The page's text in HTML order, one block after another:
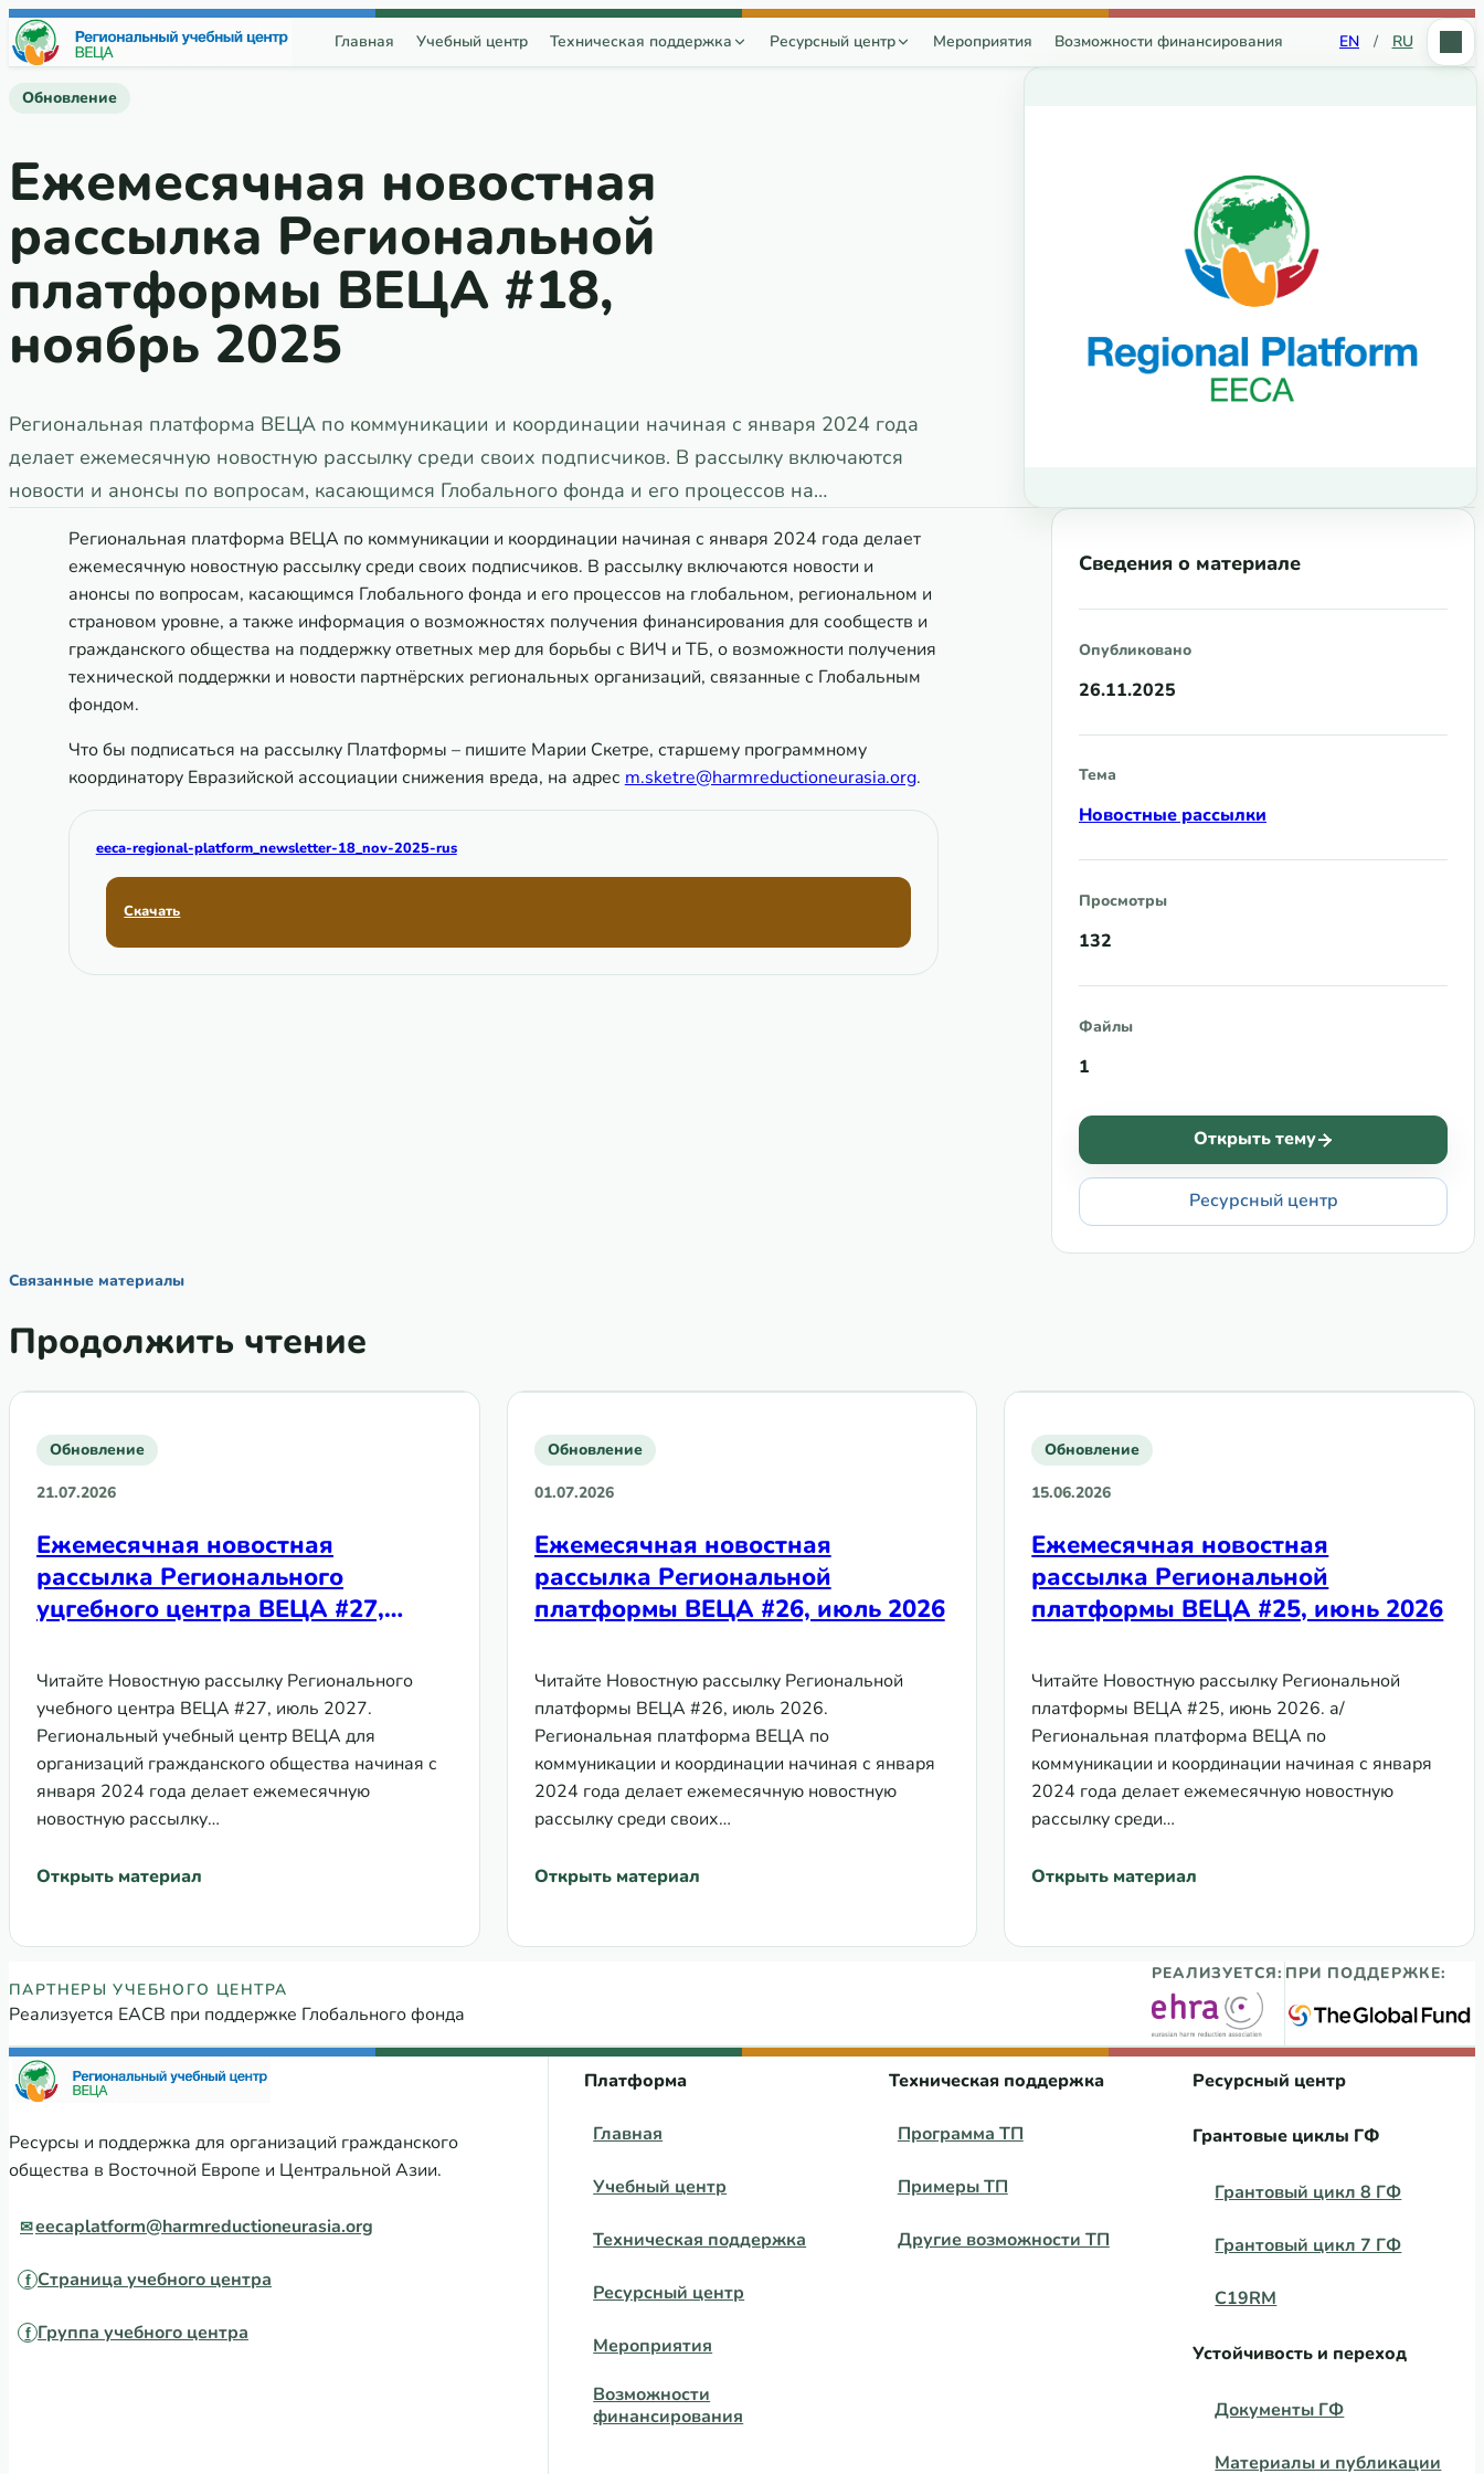
Перейти к содержимому
Главная Учебный центр Техническая поддержка Ресурсный центр Мероприятия Возможности финансирования EN / RU
Обновление
Ежемесячная новостная
рассылка Региональной
платформы ВЕЦА #18,
ноябрь 2025
Региональная платформа ВЕЦА по коммуникации и координации начиная с января 2024 года
делает ежемесячную новостную рассылку среди своих подписчиков. В рассылку включаются
новости и анонсы по вопросам, касающимся Глобального фонда и его процессов на…
Региональная платформа ВЕЦА по коммуникации и координации начиная с января 2024 года делает
ежемесячную новостную рассылку среди своих подписчиков. В рассылку включаются новости и
анонсы по вопросам, касающимся Глобального фонда и его процессов на глобальном, региональном и
страновом уровне, а также информация о возможностях получения финансирования для сообществ и
гражданского общества на поддержку ответных мер для борьбы с ВИЧ и ТБ, о возможности получения
технической поддержки и новости партнёрских региональных организаций, связанные с Глобальным
фондом.
Что бы подписаться на рассылку Платформы – пишите Марии Скетре, старшему программному
координатору Евразийской ассоциации снижения вреда, на адрес m.sketre@harmreductioneurasia.org.
eeca-regional-platform_newsletter-18_nov-2025-rus
Скачать
Сведения о материале
Опубликовано
26.11.2025
Тема
Новостные рассылки
Просмотры
132
Файлы
1
Открыть тему
Ресурсный центр
Связанные материалы
Продолжить чтение
Обновление
21.07.2026
Ежемесячная новостная
рассылка Регионального
уцгебного центра ВЕЦА #27,
Читайте Новостную рассылку Регионального
учебного центра ВЕЦА #27, июль 2027.
Региональный учебный центр ВЕЦА для
организаций гражданского общества начиная с
января 2024 года делает ежемесячную
новостную рассылку…
Открыть материал
Обновление
01.07.2026
Ежемесячная новостная
рассылка Региональной
платформы ВЕЦА #26, июль 2026
Читайте Новостную рассылку Региональной
платформы ВЕЦА #26, июль 2026.
Региональная платформа ВЕЦА по
коммуникации и координации начиная с января
2024 года делает ежемесячную новостную
рассылку среди своих…
Открыть материал
Обновление
15.06.2026
Ежемесячная новостная
рассылка Региональной
платформы ВЕЦА #25, июнь 2026
Читайте Новостную рассылку Региональной
платформы ВЕЦА #25, июнь 2026. а/
Региональная платформа ВЕЦА по
коммуникации и координации начиная с января
2024 года делает ежемесячную новостную
рассылку среди…
Открыть материал
Партнеры Регионального учебного центра ВЕЦА
ПАРТНЕРЫ УЧЕБНОГО ЦЕНТРА
Реализуется ЕАСВ при поддержке Глобального фонда
РЕАЛИЗУЕТСЯ: ПРИ ПОДДЕРЖКЕ:
Ресурсы и поддержка для организаций гражданского
общества в Восточной Европе и Центральной Азии.
eecaplatform@harmreductioneurasia.org
Страница учебного центра
Группа учебного центра
Платформа
Главная
Учебный центр
Техническая поддержка
Ресурсный центр
Мероприятия
Возможности
финансирования
Техническая поддержка
Программа ТП
Примеры ТП
Другие возможности ТП
Ресурсный центр
Грантовые циклы ГФ
Грантовый цикл 8 ГФ
Грантовый цикл 7 ГФ
C19RM
Устойчивость и переход
Документы ГФ
Материалы и публикации